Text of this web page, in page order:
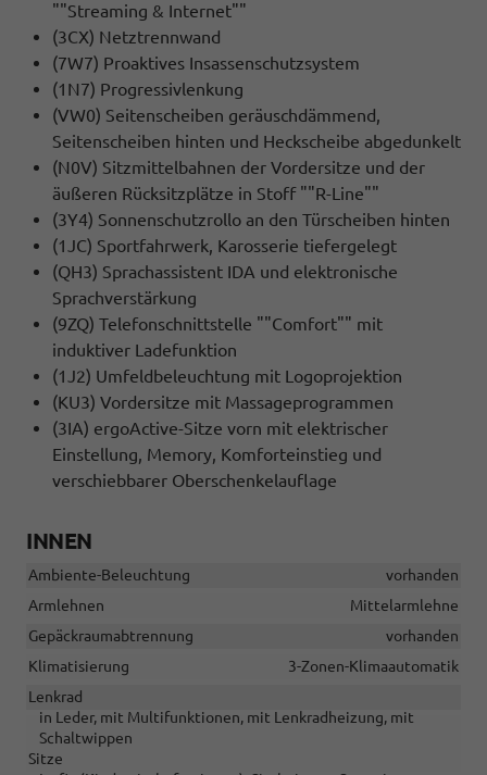
""Streaming & Internet""
(3CX) Netztrennwand
(7W7) Proaktives Insassenschutzsystem
(1N7) Progressivlenkung
(VW0) Seitenscheiben geräuschdämmend,
Seitenscheiben hinten und Heckscheibe abgedunkelt
(N0V) Sitzmittelbahnen der Vordersitze und der
äußeren Rücksitzplätze in Stoff ""R-Line""
(3Y4) Sonnenschutzrollo an den Türscheiben hinten
(1JC) Sportfahrwerk, Karosserie tiefergelegt
(QH3) Sprachassistent IDA und elektronische
Sprachverstärkung
(9ZQ) Telefonschnittstelle ""Comfort"" mit
induktiver Ladefunktion
(1J2) Umfeldbeleuchtung mit Logoprojektion
(KU3) Vordersitze mit Massageprogrammen
(3IA) ergoActive-Sitze vorn mit elektrischer
Einstellung, Memory, Komforteinstieg und
verschiebbarer Oberschenkelauflage
INNEN
Ambiente-Beleuchtung
vorhanden
Armlehnen
Mittelarmlehne
Gepäckraumabtrennung
vorhanden
Klimatisierung
3-Zonen-Klimaautomatik
Lenkrad
in Leder, mit Multifunktionen, mit Lenkradheizung, mit
Schaltwippen
Sitze